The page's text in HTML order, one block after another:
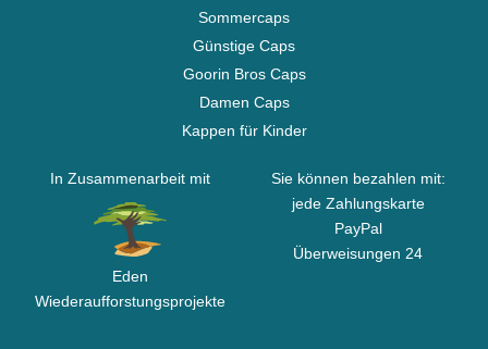
Sommercaps
Günstige Caps
Goorin Bros Caps
Damen Caps
Kappen für Kinder
In Zusammenarbeit mit
Eden
Wiederaufforstungsprojekte
Sie können bezahlen mit:
jede Zahlungskarte
PayPal
Überweisungen 24